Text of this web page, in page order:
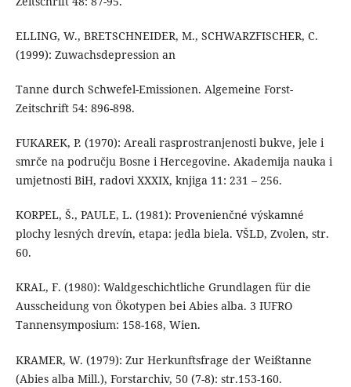
ELLING, W., BRETSCHNEIDER, M., SCHWARZFISCHER, C.
(1999): Zuwachsdepression an
Tanne durch Schwefel-Emissionen. Algemeine Forst-
Zeitschrift 54: 896-898.
FUKAREK, P. (1970): Areali rasprostranjenosti bukve, jele i
smrče na području Bosne i Hercegovine. Akademija nauka i
umjetnosti BiH, radovi XXXIX, knjiga 11: 231 – 256.
KORPEL, Š., PAULE, L. (1981): Provenienčné výskamné
plochy lesných drevín, etapa: jedla biela. VŠLD, Zvolen, str.
60.
KRAL, F. (1980): Waldgeschichtliche Grundlagen für die
Ausscheidung von Ökotypen bei Abies alba. 3 IUFRO
Tannensymposium: 158-168, Wien.
KRAMER, W. (1979): Zur Herkunftsfrage der Weißtanne
(Abies alba Mill.), Forstarchiv, 50 (7-8): str.153-160.